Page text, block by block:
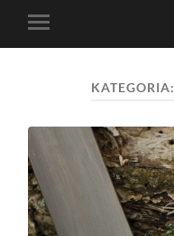
Toggle
mobile
KATEGORIA: